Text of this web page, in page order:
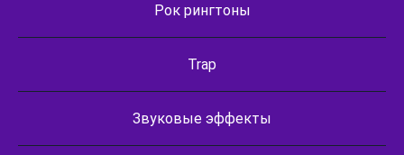
Рок рингтоны
Trap
Звуковые эффекты